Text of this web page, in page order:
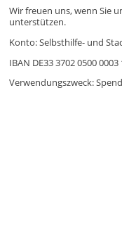
Wir freuen uns, wenn Sie
unterstützen.
Konto: Selbsthilfe- und
IBAN DE33 3702 0500 0003
Verwendungszweck: